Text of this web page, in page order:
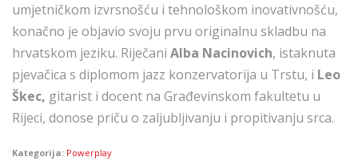
umjetničkom izvrsnošću i tehnološkom inovativnošću,
konačno je objavio svoju prvu originalnu skladbu na
hrvatskom jeziku. Riječani Alba Nacinovich, istaknuta
pjevačica s diplomom jazz konzervatorija u Trstu, i Leo
Škec, gitarist i docent na Građevinskom fakultetu u
Rijeci, donose priču o zaljubljivanju i propitivanju srca.
Kategorija: Powerplay